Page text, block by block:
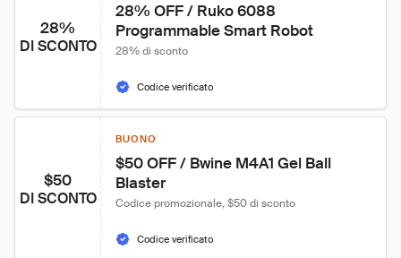
28%
DI SCONTO
28% OFF / Ruko 6088
Programmable Smart Robot
28% di sconto
Codice verificato
$50
DI SCONTO
BUONO
$50 OFF / Bwine M4A1 Gel Ball
Blaster
Codice promozionale, $50 di sconto
Codice verificato